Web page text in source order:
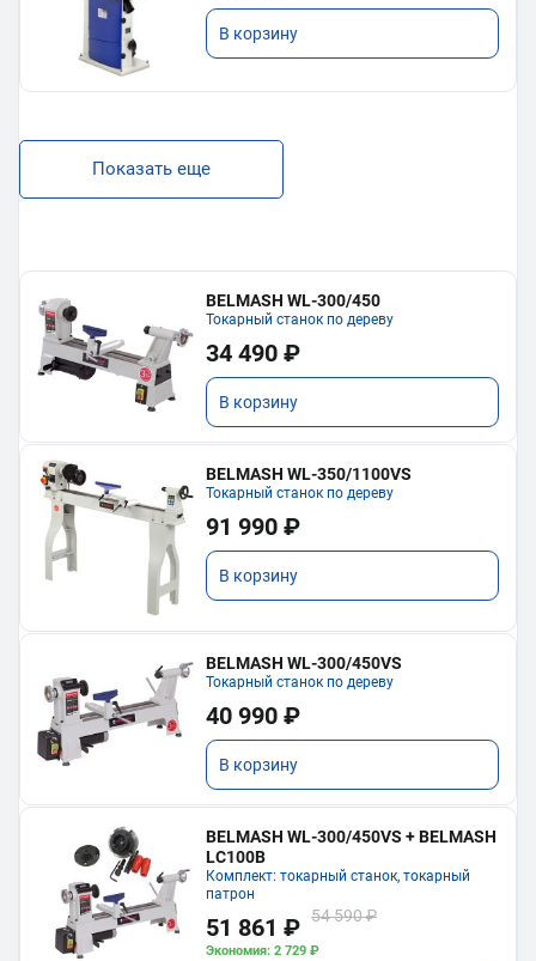
В корзину
Показать еще
BELMASH WL-300/450
Токарный станок по дереву
34 490 ₽
В корзину
BELMASH WL-350/1100VS
Токарный станок по дереву
91 990 ₽
В корзину
BELMASH WL-300/450VS
Токарный станок по дереву
40 990 ₽
В корзину
BELMASH WL-300/450VS + BELMASH
LC100B
Комплект: токарный станок, токарный
патрон
51 861 ₽ 54 590 ₽
Экономия: 2 729 ₽